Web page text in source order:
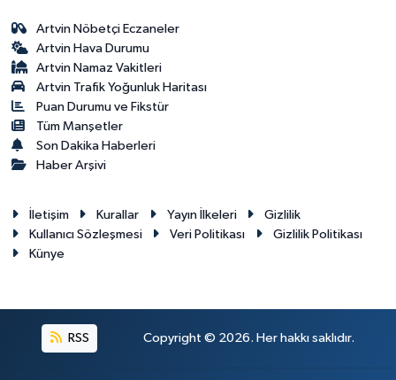
Artvin Nöbetçi Eczaneler
Artvin Hava Durumu
Artvin Namaz Vakitleri
Artvin Trafik Yoğunluk Haritası
Puan Durumu ve Fikstür
Tüm Manşetler
Son Dakika Haberleri
Haber Arşivi
İletişim Kurallar Yayın İlkeleri
Gizlilik
Kullanıcı Sözleşmesi
Veri Politikası
Gizlilik Politikası
Künye
RSS Copyright © 2026. Her hakkı saklıdır.